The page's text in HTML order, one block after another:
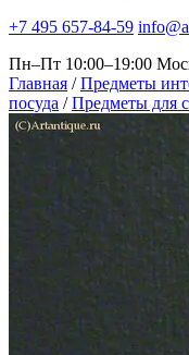
+7 495 657-84-59
Пн–Пт 10:00–19:00
Главная / Предметы
посуда / Предметы для